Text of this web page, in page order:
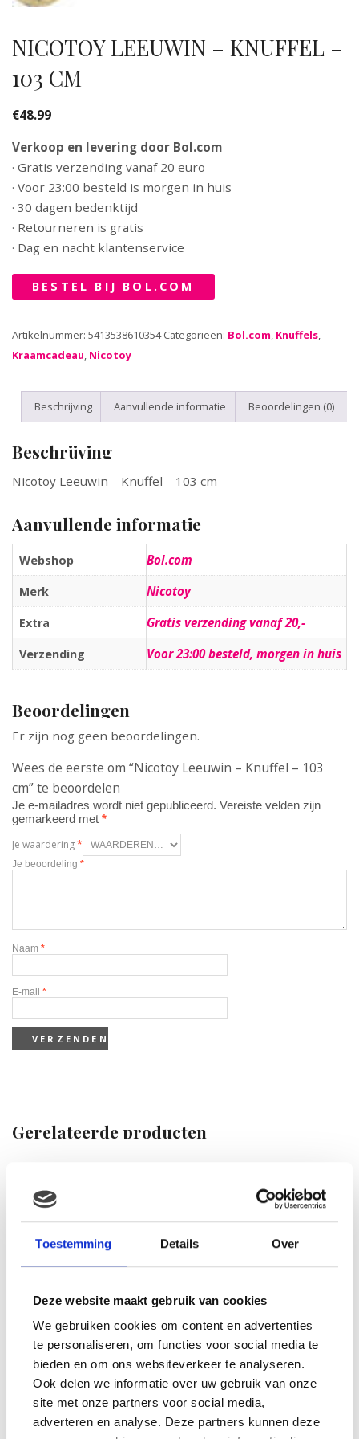
Toestemming Details Over
Deze website maakt gebruik van cookies
We gebruiken cookies om content en advertenties
te personaliseren, om functies voor social media te
bieden en om ons websiteverkeer te analyseren.
Ook delen we informatie over uw gebruik van onze
site met onze partners voor social media,
adverteren en analyse. Deze partners kunnen deze
NICOTOY LEEUWIN – KNUFFEL –
103 CM
€48.99
Verkoop en levering door Bol.com
· Gratis verzending vanaf 20 euro
· Voor 23:00 besteld is morgen in huis
· 30 dagen bedenktijd
· Retourneren is gratis
· Dag en nacht klantenservice
BESTEL BIJ BOL.COM
Artikelnummer: 5413538610354 Categorieën: Bol.com, Knuffels,
Kraamcadeau, Nicotoy
Beschrijving Aanvullende informatie Beoordelingen (0)
Beschrijving
Nicotoy Leeuwin – Knuffel – 103 cm
Aanvullende informatie
Webshop Bol.com
Merk Nicotoy
Extra Gratis verzending vanaf 20,-
Verzending Voor 23:00 besteld, morgen in huis
Beoordelingen
Er zijn nog geen beoordelingen.
Wees de eerste om “Nicotoy Leeuwin – Knuffel – 103
cm” te beoordelen
Je e-mailadres wordt niet gepubliceerd. Vereiste velden zijn
gemarkeerd met *
Je waardering*
Je beoordeling *
Naam *
E-mail *
Gerelateerde producten